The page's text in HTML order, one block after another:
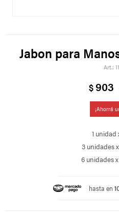
Jabon para
$903
1 unidad
3 unidades
6 unidades x
hasta en